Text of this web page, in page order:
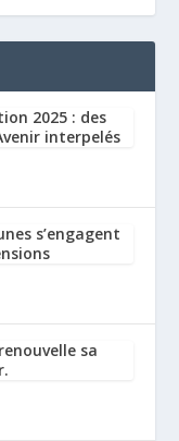
2025 : des
interpelés
s’engagent
sa